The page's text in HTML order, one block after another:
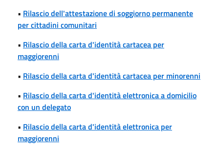
• Rilascio dell'attestazione di soggiorno permanente
per cittadini comunitari
• Rilascio della carta d'identità cartacea per
maggiorenni
• Rilascio della carta d'identità cartacea per minorenni
• Rilascio della carta d'identità elettronica a domicilio
con un delegato
• Rilascio della carta d'identità elettronica per
maggiorenni